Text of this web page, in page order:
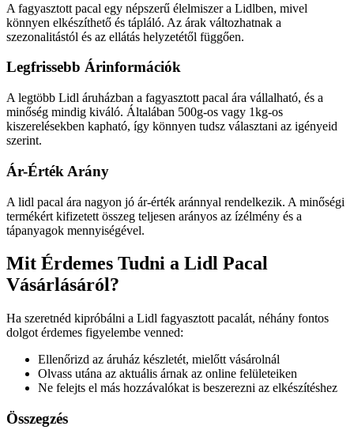
A fagyasztott pacal egy népszerű élelmiszer a Lidlben, mivel
könnyen elkészíthető és tápláló. Az árak változhatnak a
szezonalitástól és az ellátás helyzetétől függően.
Legfrissebb Árinformációk
A legtöbb Lidl áruházban a fagyasztott pacal ára vállalható, és a
minőség mindig kiváló. Általában 500g-os vagy 1kg-os
kiszerelésekben kapható, így könnyen tudsz választani az igényeid
szerint.
Ár-Érték Arány
A lidl pacal ára nagyon jó ár-érték aránnyal rendelkezik. A minőségi
termékért kifizetett összeg teljesen arányos az ízélmény és a
tápanyagok mennyiségével.
Mit Érdemes Tudni a Lidl Pacal
Vásárlásáról?
Ha szeretnéd kipróbálni a Lidl fagyasztott pacalát, néhány fontos
dolgot érdemes figyelembe venned:
Ellenőrizd az áruház készletét, mielőtt vásárolnál
Olvass utána az aktuális árnak az online felületeiken
Ne felejts el más hozzávalókat is beszerezni az elkészítéshez
Összegzés